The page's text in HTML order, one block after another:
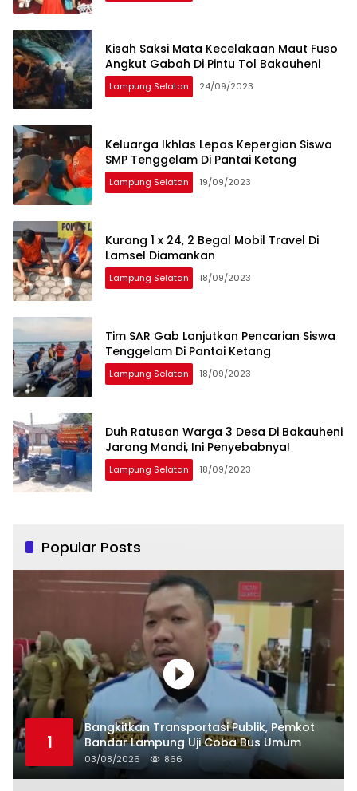
Kisah Saksi Mata Kecelakaan Maut Fuso
Angkut Gabah Di Pintu Tol Bakauheni
Lampung Selatan 24/09/2023
Keluarga Ikhlas Lepas Kepergian Siswa
SMP Tenggelam Di Pantai Ketang
Lampung Selatan 19/09/2023
Kurang 1 x 24, 2 Begal Mobil Travel Di
Lamsel Diamankan
Lampung Selatan 18/09/2023
Tim SAR Gab Lanjutkan Pencarian Siswa
Tenggelam Di Pantai Ketang
Lampung Selatan 18/09/2023
Duh Ratusan Warga 3 Desa Di Bakauheni
Jarang Mandi, Ini Penyebabnya!
Lampung Selatan 18/09/2023
Popular Posts
1
Bangkitkan Transportasi Publik, Pemkot
Bandar Lampung Uji Coba Bus Umum
03/08/2026 866